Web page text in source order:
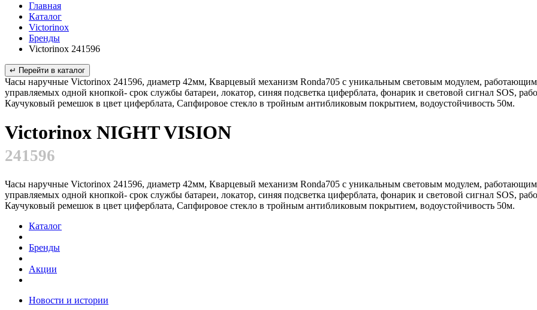
Главная
Каталог
Victorinox
Бренды
Victorinox 241596
↵ Перейти в каталог
Часы наручные Victorinox 241596, диаметр 42мм, Кварцевый механизм Ronda705 с уникальным световым модулем, работающим
управляемых одной кнопкой- срок службы батареи, локатор, синяя подсветка циферблата, фонарик и световой сигнал SOS,
Каучуковый ремешок в цвет циферблата, Сапфировое стекло в тройным антибликовым покрытием, водоустойчивость 50м.
Victorinox NIGHT VISION
241596
Часы наручные Victorinox 241596, диаметр 42мм, Кварцевый механизм Ronda705 с уникальным световым модулем, работающим
управляемых одной кнопкой- срок службы батареи, локатор, синяя подсветка циферблата, фонарик и световой сигнал SOS,
Каучуковый ремешок в цвет циферблата, Сапфировое стекло в тройным антибликовым покрытием, водоустойчивость 50м.
Каталог
Бренды
Акции
Новости и истории